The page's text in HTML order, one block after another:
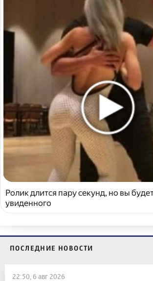
Ролик длится пару секунд, но вы
увиденного
ПОСЛЕДНИЕ НОВОСТИ
22:50, 6 авг 2026